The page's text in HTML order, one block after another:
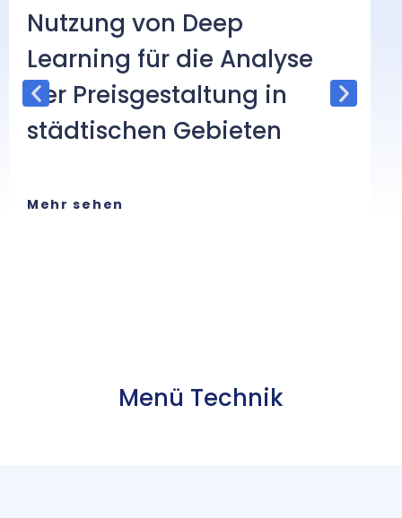
Nutzung von Deep
Learning für die Analyse
der Preisgestaltung in
städtischen Gebieten
Mehr sehen
Menü Technik